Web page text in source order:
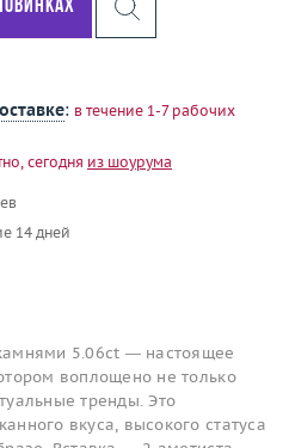
: в течение 1-7 рабочих
сегодня из шоурума
14 дней
5.06ct — настоящее
воплощено не только
тренды. Это
вкуса, высокого статуса